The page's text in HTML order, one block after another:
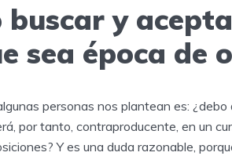
buscar y
sea época de
personas nos plantean es:
por tanto, contraproducente, en un
Y es una duda razonable,